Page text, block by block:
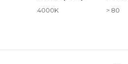
4000K
> 80